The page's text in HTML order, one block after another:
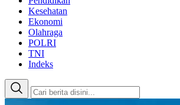
Kesehatan
Ekonomi
Olahraga
POLRI
TNI
Indeks